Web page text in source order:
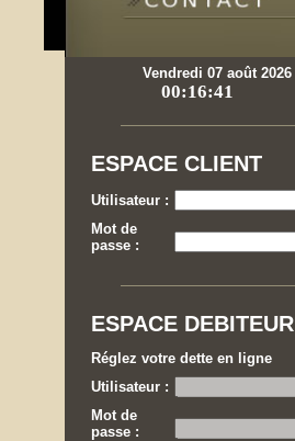
Vendredi 07 août 2026
ESPACE CLIENT
Utilisateur :
Mot de
passe :
ESPACE DEBITEUR
Réglez votre dette en ligne
Utilisateur :
Mot de
passe :